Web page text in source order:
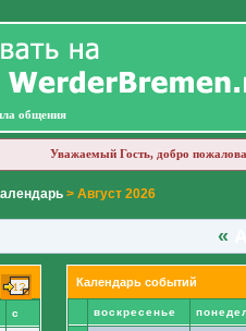
общения
Уважаемый Гость, добро
> Август 2026
«
с
Календарь событий
воскресенье